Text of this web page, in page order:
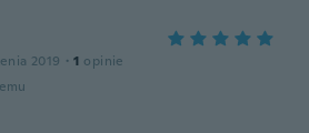
2019 · 1 opinie